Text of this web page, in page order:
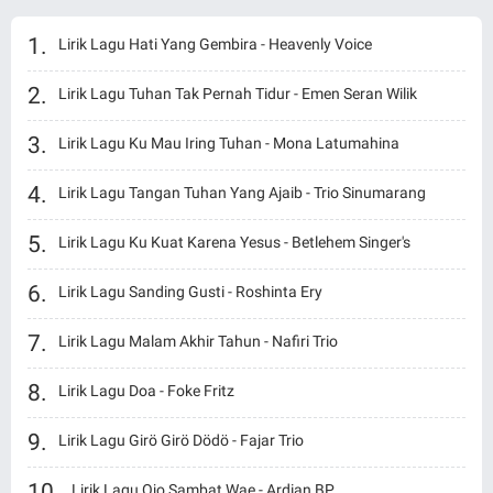
Lirik Lagu Hati Yang Gembira - Heavenly Voice
Lirik Lagu Tuhan Tak Pernah Tidur - Emen Seran Wilik
Lirik Lagu Ku Mau Iring Tuhan - Mona Latumahina
Lirik Lagu Tangan Tuhan Yang Ajaib - Trio Sinumarang
Lirik Lagu Ku Kuat Karena Yesus - Betlehem Singer's
Lirik Lagu Sanding Gusti - Roshinta Ery
Lirik Lagu Malam Akhir Tahun - Nafiri Trio
Lirik Lagu Doa - Foke Fritz
Lirik Lagu Girö Girö Dödö - Fajar Trio